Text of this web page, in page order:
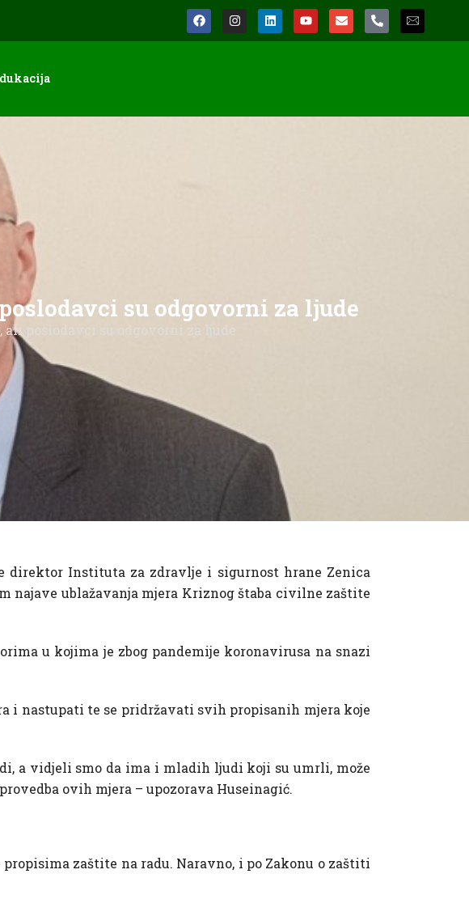
su odgovorni za ljude
poslodavci su odgovorni za ljude
direktor Instituta za zdravlje i sigurnost hrane Zenica
najave ublažavanja mjera Kriznog štaba civilne zaštite
u kojima je zbog pandemije koronavirusa na snazi
i nastupati te se pridržavati svih propisanih mjera koje
a vidjeli smo da ima i mladih ljudi koji su umrli, može
ovih mjera – upozorava Huseinagić.
zaštite na radu. Naravno, i po Zakonu o zaštiti